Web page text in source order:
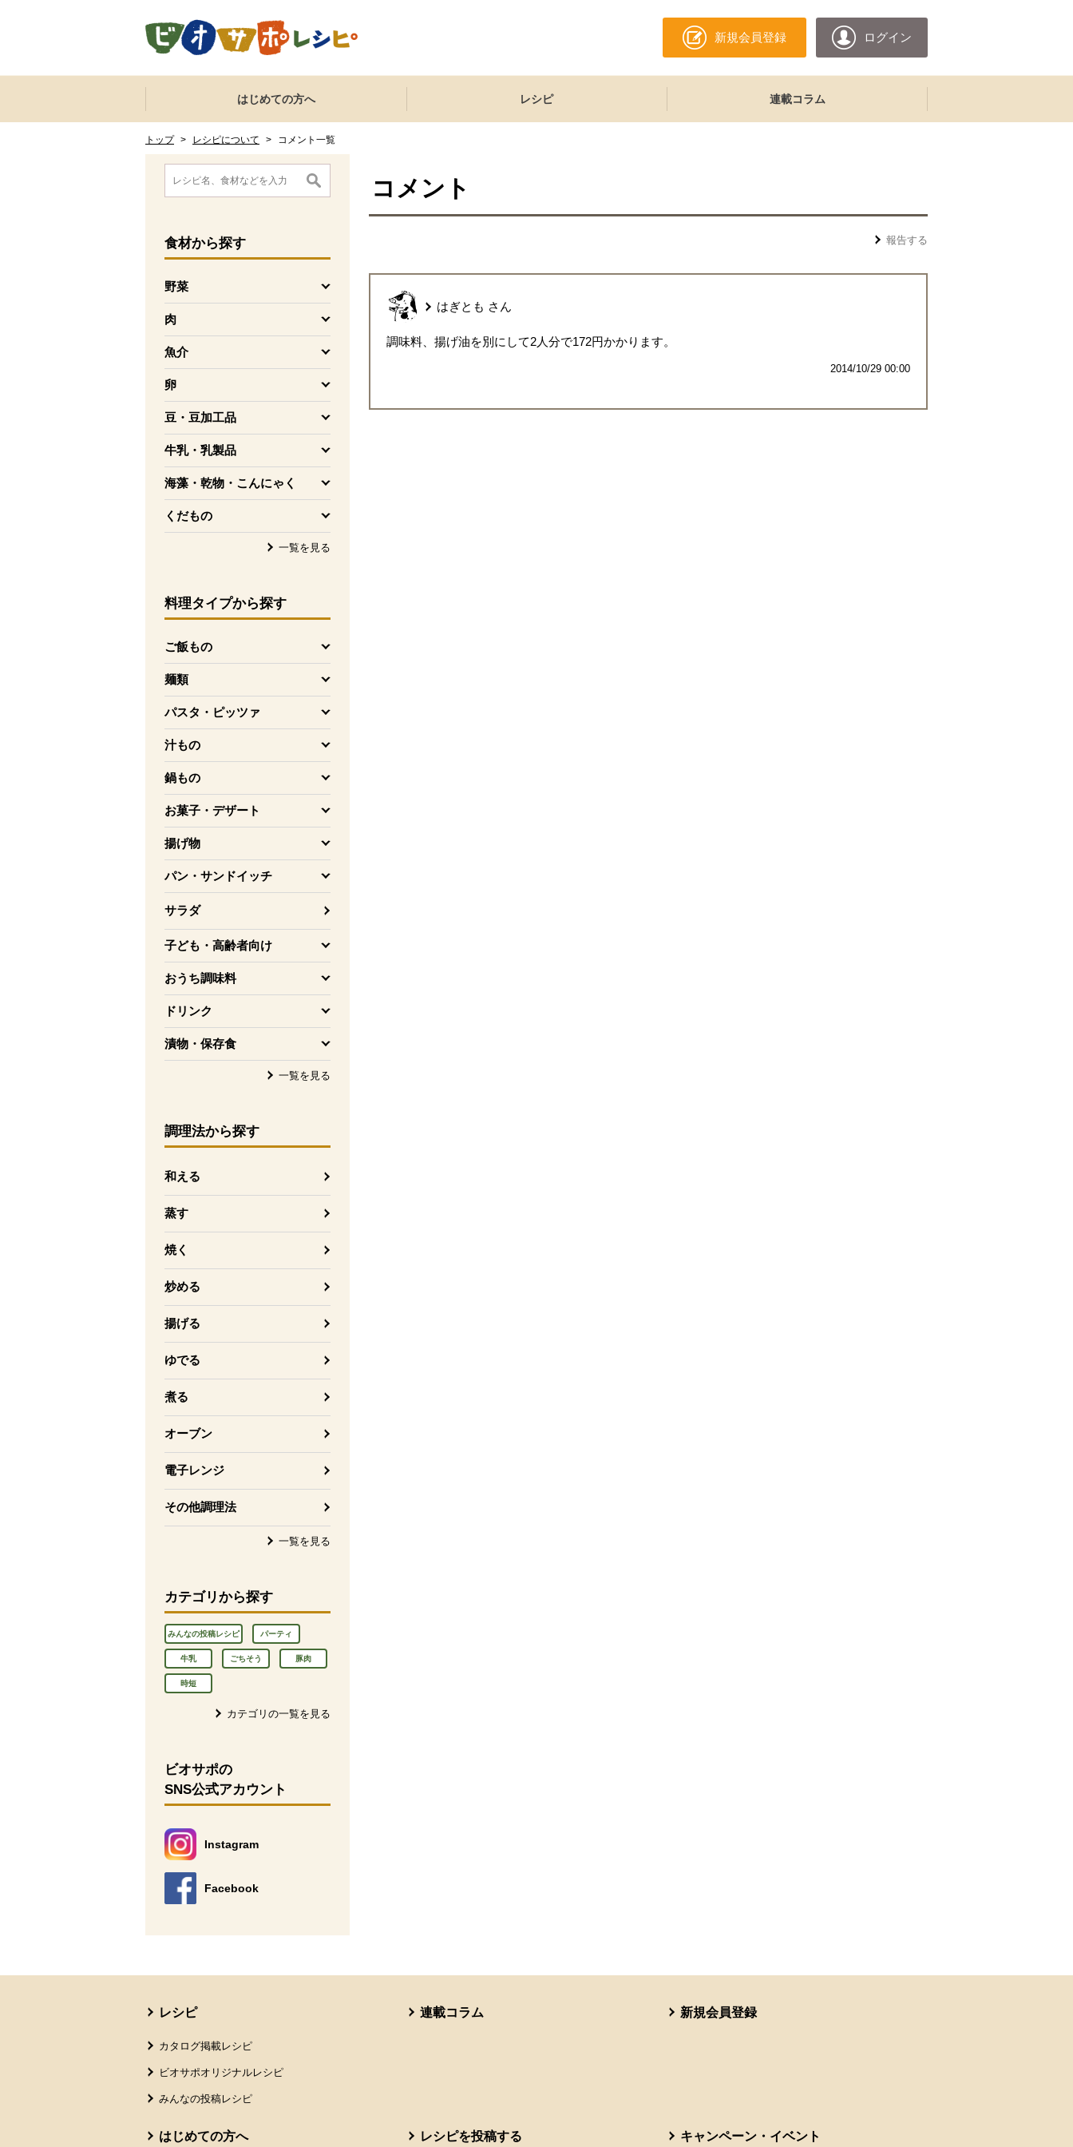
新規会員登録 ログイン
ここからサイト内共通メニューです。
サイト内共通メニューをスキップする
はじめての方へ レシピ 連載コラム
トップ > レシピについて > コメント一覧
ここから消費材検索メニューです。
食材から探す
野菜
を開く
肉
を開く
魚介
を開く
卵
を開く
豆・豆加工品
を開く
牛乳・乳製品
を開く
海藻・乾物・こんにゃく
を開く
くだもの
を開く
一覧を見る
料理タイプから探す
ご飯もの
を開く
麺類
を開く
パスタ・ピッツァ
を開く
汁もの
を開く
鍋もの
を開く
お菓子・デザート
を開く
揚げ物
を開く
パン・サンドイッチ
を開く
サラダ
子ども・高齢者向け
を開く
おうち調味料
を開く
ドリンク
を開く
漬物・保存食
を開く
一覧を見る
調理法から探す
和える
蒸す
焼く
炒める
揚げる
ゆでる
煮る
オーブン
電子レンジ
その他調理法
一覧を見る
カテゴリから探す
みんなの投稿レシピ パーティ
牛乳 ごちそう 豚肉
時短
カテゴリの一覧を見る
消費材検索メニューここまで。
ここから本文です。
ビオサポの
SNS公式アカウント
Instagram
別のウィンドウで開きます。
Facebook
別のウィンドウで開きます。
コメント
報告する
はぎとも さん
調味料、揚げ油を別にして2人分で172円かかります。
2014/10/29 00:00
レシピ
カタログ掲載レシピ
ビオサポオリジナルレシピ
みんなの投稿レシピ
連載コラム 新規会員登録
はじめての方へ レシピを投稿する キャンペーン・イベント